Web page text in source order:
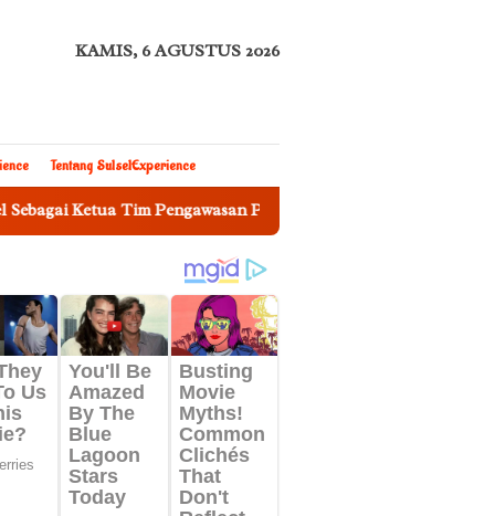
KAMIS, 6 AGUSTUS 2026
Tentang SulselExperience
Tim Pengawasan Penggunaan Bahasa Indonesia